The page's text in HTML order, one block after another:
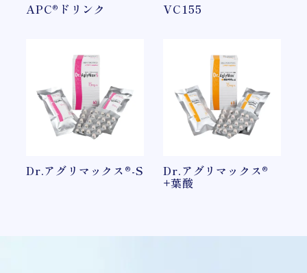
APC®ドリンク VC155
Dr.アグリマックス®-S Dr.アグリマックス®
+葉酸